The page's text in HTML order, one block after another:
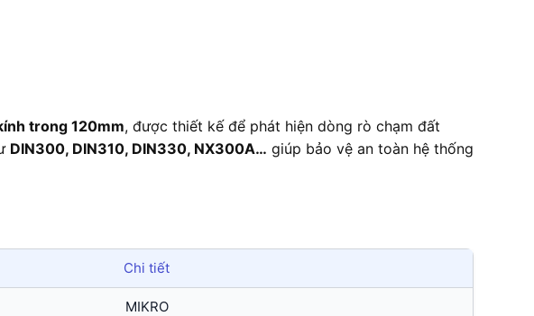
trong 120mm, được thiết kế để phát hiện dòng rò chạm đất
DIN300, DIN310, DIN330, NX300A… giúp bảo vệ an toàn hệ thống
Chi tiết
MIKRO